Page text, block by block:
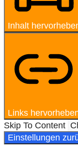
Inhalt
Links
Skip To Content
Einstellungen